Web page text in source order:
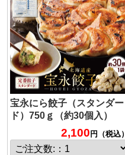
宝永にら餃子（スタンダー
ド）750ｇ（約30個入）
2,100 円（税込）